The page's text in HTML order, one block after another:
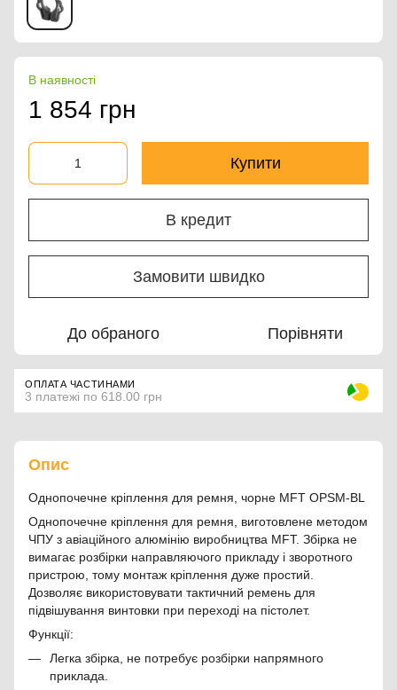
В наявності
1 854 грн
Купити
В кредит
Замовити швидко
До обраного Порівняти
ОПЛАТА ЧАСТИНАМИ
3 платежі по 618.00 грн
Опис
Однопочечне кріплення для ремня, чорне MFT OPSM-BL
Однопочечне кріплення для ремня, виготовлене методом
ЧПУ з авіаційного алюмінію виробництва MFT. Збірка не
вимагає розбірки направляючого прикладу і зворотного
пристрою, тому монтаж кріплення дуже простий.
Дозволяє використовувати тактичний ремень для
підвішування винтовки при переході на пістолет.
Функції:
Легка збірка, не потребує розбірки напрямного
приклада.